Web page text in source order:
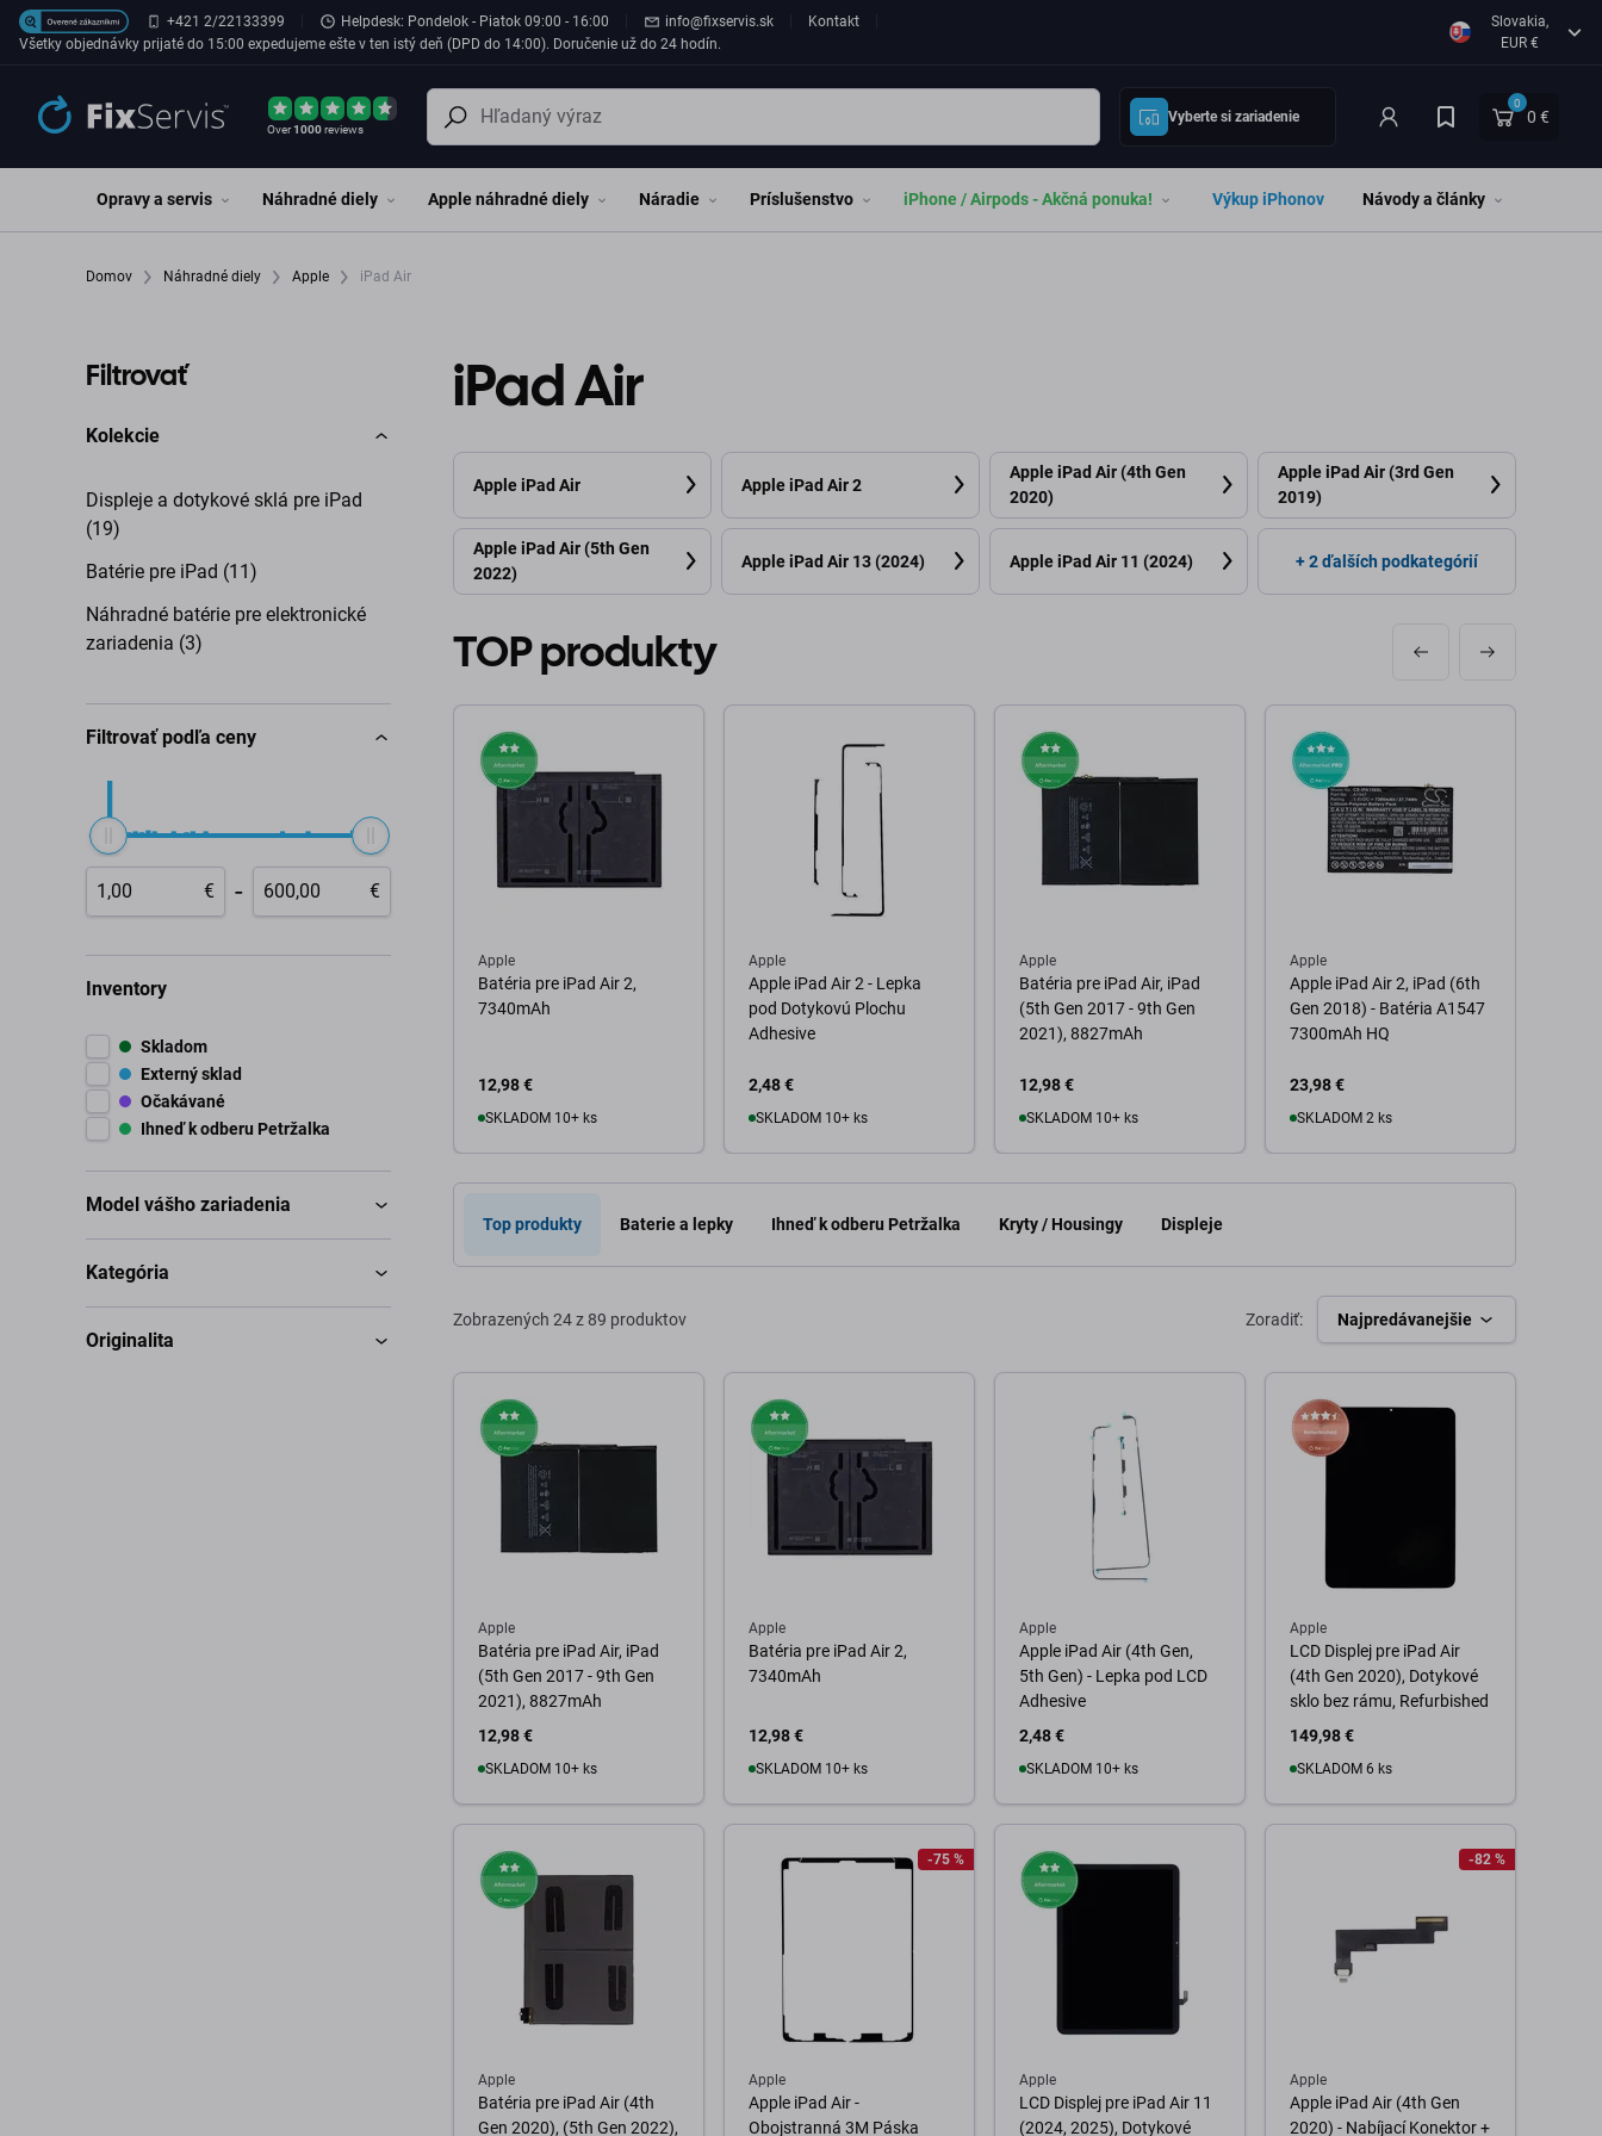
Preskočiť na hlavný obsah+421 2/22133399 Helpdesk: Pondelok - Piatok 09:00 - 16:00 info@fixservis.sk
Kontakt
Všetky objednávky prijaté do 15:00 expedujeme ešte v ten istý deň (DPD do 14:00). Doručenie už do 24 hodín.
Slovakia,
EUR €
Over1000reviews
Vyberte si zariadenie
0
0 €
Opravy a servis Náhradné diely Apple náhradné diely Náradie Príslušenstvo iPhone / Airpods - Akčná ponuka! Výkup iPhonov Návody a články
Domov Náhradné diely Apple iPad Air
Filtrovať
Kolekcie
Displeje a dotykové sklá pre iPad
(19)
Batérie pre iPad (11)
Náhradné batérie pre elektronické
zariadenia (3)
Filtrovať podľa ceny
€ - €
Inventory
Skladom
Externý sklad
Očakávané
Ihneď k odberu Petržalka
Model vášho zariadenia
Kategória
Originalita
iPad Air
Apple iPad Air Apple iPad Air 2
Apple iPad Air (4th Gen
2020)
Apple iPad Air (3rd Gen
2019)
Apple iPad Air (5th Gen
2022)
Apple iPad Air 13 (2024) Apple iPad Air 11 (2024) + 2 ďalších podkategórií
TOP produkty
Apple
Batéria pre iPad Air 2,
7340mAh
12,98 €
SKLADOM 10+ ks
Do košíka
Apple
Apple iPad Air 2 - Lepka
pod Dotykovú Plochu
Adhesive
2,48 €
SKLADOM 10+ ks
Do košíka
Apple
Batéria pre iPad Air, iPad
(5th Gen 2017 - 9th Gen
2021), 8827mAh
12,98 €
SKLADOM 10+ ks
Do košíka
Apple
Apple iPad Air 2, iPad (6th
Gen 2018) - Batéria A1547
7300mAh HQ
23,98 €
SKLADOM 2 ks
Do košíka
Top produkty Baterie a lepky Ihneď k odberu Petržalka Kryty / Housingy Displeje
Zobrazených 24 z 89 produktov Zoradiť: Najpredávanejšie
Apple
Batéria pre iPad Air, iPad
(5th Gen 2017 - 9th Gen
2021), 8827mAh
12,98 €
SKLADOM 10+ ks
Apple
Batéria pre iPad Air 2,
7340mAh
12,98 €
SKLADOM 10+ ks
Apple
Apple iPad Air (4th Gen,
5th Gen) - Lepka pod LCD
Adhesive
2,48 €
SKLADOM 10+ ks
Apple
LCD Displej pre iPad Air
(4th Gen 2020), Dotykové
sklo bez rámu, Refurbished
149,98 €
SKLADOM 6 ks
Apple
Batéria pre iPad Air (4th
Gen 2020), (5th Gen 2022),
-75 %
Apple
Apple iPad Air -
Obojstranná 3M Páska
Apple
LCD Displej pre iPad Air 11
(2024, 2025), Dotykové
-82 %
Apple
Apple iPad Air (4th Gen
2020) - Nabíjací Konektor +